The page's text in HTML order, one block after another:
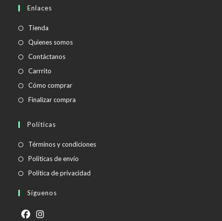
Enlaces
Tienda
Quienes somos
Contáctanos
Carrrito
Cómo comprar
Finalizar compra
Políticas
Términos y condicionesSe
Políticas de envío
abre
Política de privacidad
Síguenos